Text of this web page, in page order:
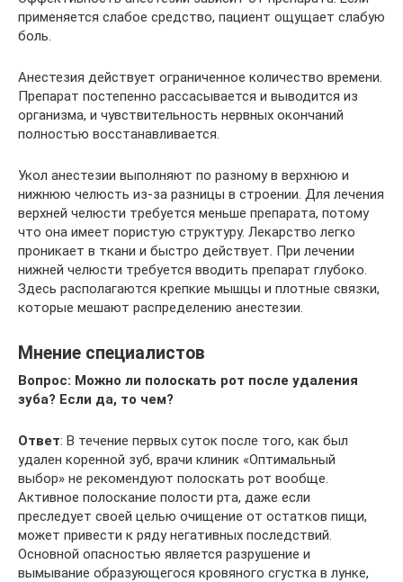
применяется слабое средство, пациент ощущает слабую
боль.
Анестезия действует ограниченное количество времени.
Препарат постепенно рассасывается и выводится из
организма, и чувствительность нервных окончаний
полностью восстанавливается.
Укол анестезии выполняют по разному в верхнюю и
нижнюю челюсть из-за разницы в строении. Для лечения
верхней челюсти требуется меньше препарата, потому
что она имеет пористую структуру. Лекарство легко
проникает в ткани и быстро действует. При лечении
нижней челюсти требуется вводить препарат глубоко.
Здесь располагаются крепкие мышцы и плотные связки,
которые мешают распределению анестезии.
Мнение специалистов
Вопрос: Можно ли полоскать рот после удаления
зуба? Если да, то чем?
Ответ: В течение первых суток после того, как был
удален коренной зуб, врачи клиник «Оптимальный
выбор» не рекомендуют полоскать рот вообще.
Активное полоскание полости рта, даже если
преследует своей целью очищение от остатков пищи,
может привести к ряду негативных последствий.
Основной опасностью является разрушение и
вымывание образующегося кровяного сгустка в лунке,